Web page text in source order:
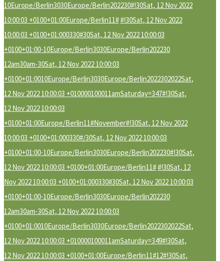
10Europe/Berlin3030Europe/Berlin202230#!30Sat, 12 Nov 2022
10:00:03 +0100+01:00Europe/Berlin11##!30Sat, 12 Nov 2022
10:00:03 +0100+01:000330#30Sat, 12 Nov 2022 10:00:03
+0100+01:00-10Europe/Berlin3030Europe/Berlin202230
12am30am-30Sat, 12 Nov 2022 10:00:03
+0100+01:0010Europe/Berlin3030Europe/Berlin2022302022Sat,
12 Nov 2022 10:00:03 +010000100011amSaturday=347#!30Sat,
12 Nov 2022 10:00:03
+0100+01:00Europe/Berlin11#November#!30Sat, 12 Nov 2022
10:00:03 +0100+01:000330#/30Sat, 12 Nov 2022 10:00:03
+0100+01:00-10Europe/Berlin3030Europe/Berlin202230#!30Sat,
12 Nov 2022 10:00:03 +0100+01:00Europe/Berlin11##!30Sat, 12
Nov 2022 10:00:03 +0100+01:000330#30Sat, 12 Nov 2022 10:00:03
+0100+01:00-10Europe/Berlin3030Europe/Berlin202230
12am30am-30Sat, 12 Nov 2022 10:00:03
+0100+01:0010Europe/Berlin3030Europe/Berlin2022302022Sat,
12 Nov 2022 10:00:03 +010000100011amSaturday=349#!30Sat,
12 Nov 2022 10:00:03 +0100+01:00Europe/Berlin11#12#!30Sat,